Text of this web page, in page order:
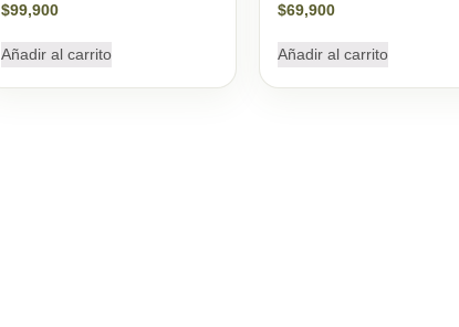
$99,900
Añadir al carrito
$69,900
Añadir al carrito